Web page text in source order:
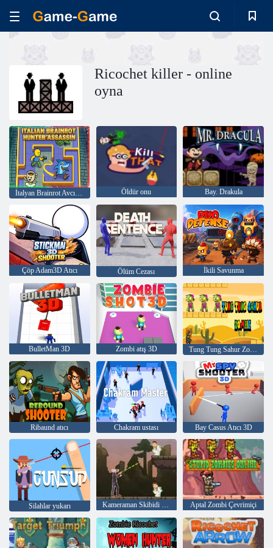
Ricochet killer - online
oyna
İtalyan Brainrot Avcı Suikastçısı Öldür onu Bay. Drakula
Çöp Adam3D Atıcı Ölüm Cezası İkili Savunma
BulletMan 3D Zombi atış 3D Tung Tung Sahur Zombi
Ribaund atıcı Chakram ustası Bay Casus Atıcı 3D
Silahlar yukarı Kameraman Skibidi Canavarına Karşı: Eğlenceli Savaş Aptal Zombi Çevrimiçi